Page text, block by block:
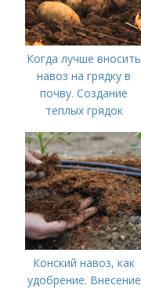
Когда лучше вносить
навоз на грядку в
почву. Создание
теплых грядок
Конский навоз, как
удобрение. Внесение